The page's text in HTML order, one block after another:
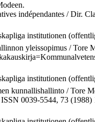
indépendantes / Dir.
institutionen
yleissopimus / Tore
institutionen
kunnallishallinto / Tore
0039-5544, 73 (1988)